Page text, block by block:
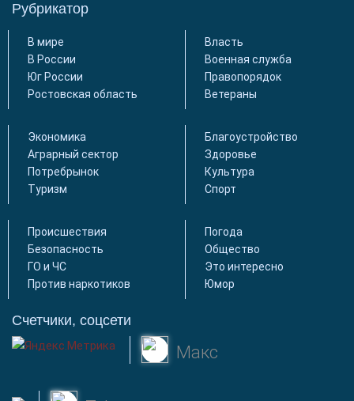
Рубрикатор
В мире
В России
Юг России
Ростовская область
Власть
Военная служба
Правопорядок
Ветераны
Экономика
Аграрный сектор
Потребрынок
Туризм
Благоустройство
Здоровье
Культура
Спорт
Происшествия
Безопасность
ГО и ЧС
Против наркотиков
Погода
Общество
Это интересно
Юмор
Счетчики, соцсети
Макс